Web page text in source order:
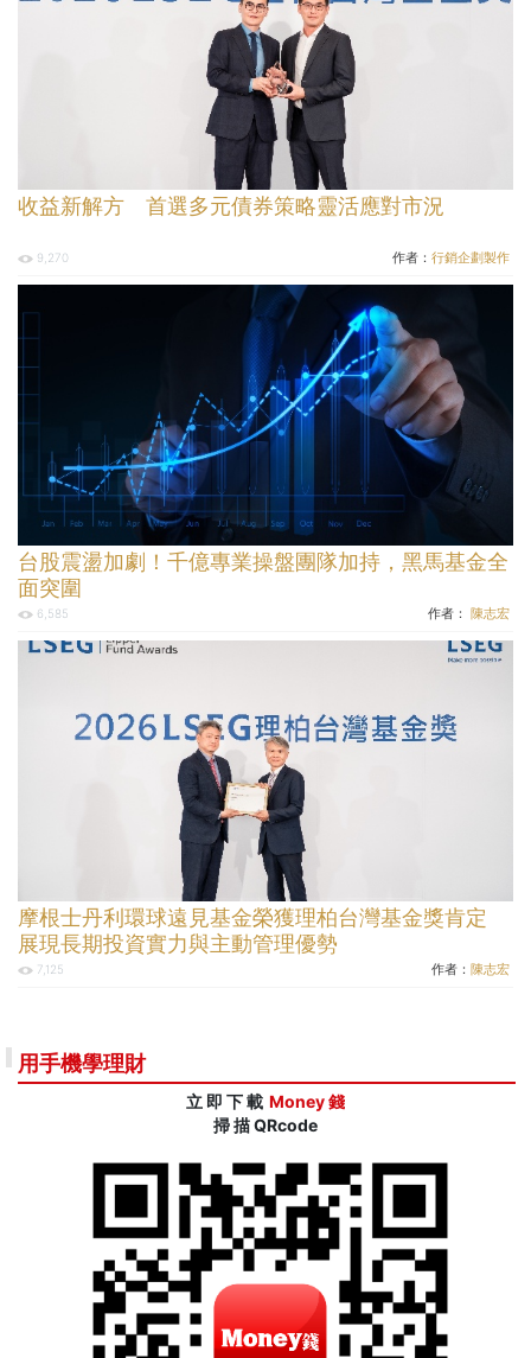
收益新解方 首選多元債券策略靈活應對市況
9,270 作者： 行銷企劃製作
台股震盪加劇！千億專業操盤團隊加持，黑馬基金全
面突圍
6,585 作者： 陳志宏
摩根士丹利環球遠見基金榮獲理柏台灣基金獎肯定
展現長期投資實力與主動管理優勢
7,125 作者： 陳志宏
用手機學理財
立 即 下 載 Money 錢
掃 描 QRcode